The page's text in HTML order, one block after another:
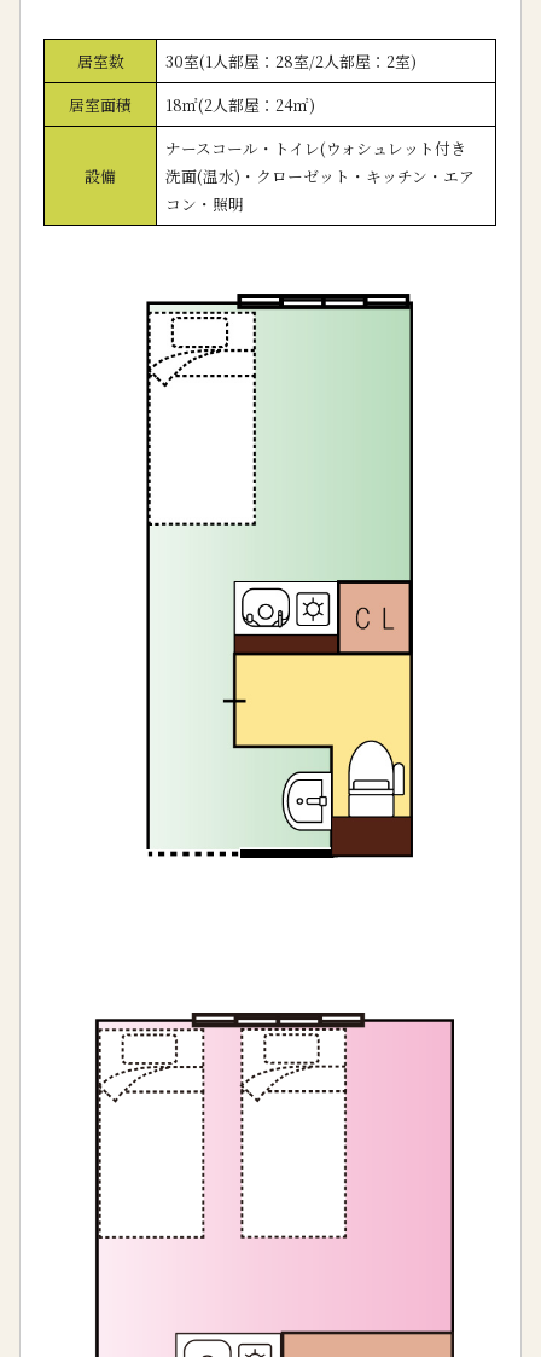
居室数
30室(1人部屋：28室/2人部屋：2室)
居室面積
18㎡(2人部屋：24㎡)
設備
ナースコール・トイレ(ウォシュレット付き
洗面(温水)・クローゼット・キッチン・エア
コン・照明